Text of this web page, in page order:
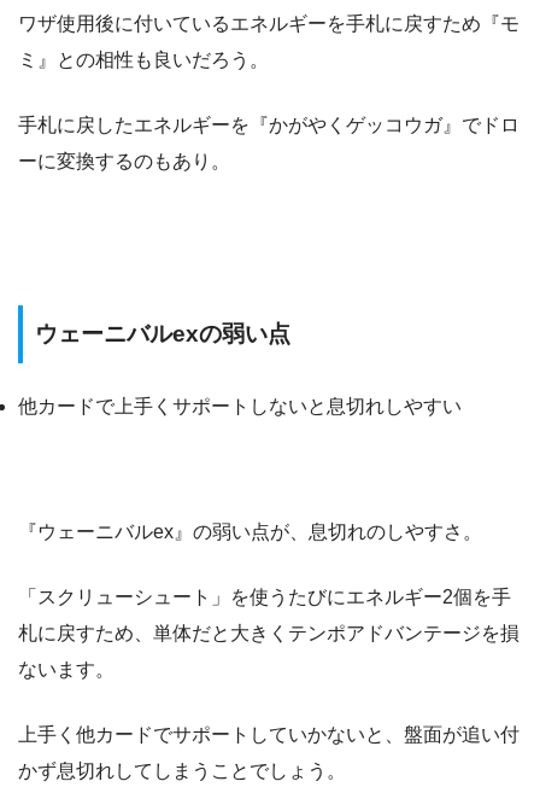
ワザ使用後に付いているエネルギーを手札に戻すため『モ
ミ』との相性も良いだろう。
手札に戻したエネルギーを『かがやくゲッコウガ』でドロ
ーに変換するのもあり。
ウェーニバルexの弱い点
他カードで上手くサポートしないと息切れしやすい
『ウェーニバルex』の弱い点が、息切れのしやすさ。
「スクリューシュート」を使うたびにエネルギー2個を手
札に戻すため、単体だと大きくテンポアドバンテージを損
ないます。
上手く他カードでサポートしていかないと、盤面が追い付
かず息切れしてしまうことでしょう。